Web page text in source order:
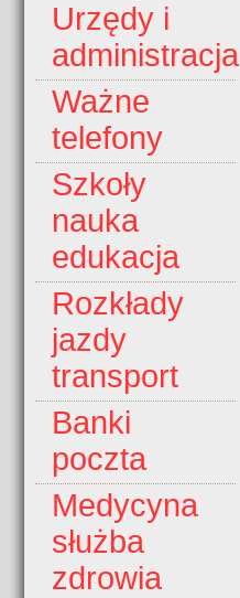
Urzędy i
administracja
Ważne
telefony
Szkoły
nauka
edukacja
Rozkłady
jazdy
transport
Banki
poczta
Medycyna
służba
zdrowia